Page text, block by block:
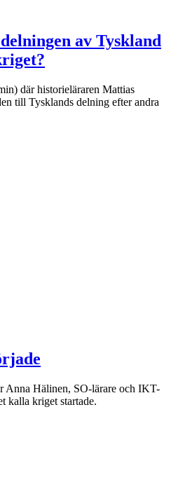
av Tyskland
där historieläraren Mattias
till Tysklands delning efter andra
Anna Hälinen, SO-lärare och IKT-
kalla kriget startade.